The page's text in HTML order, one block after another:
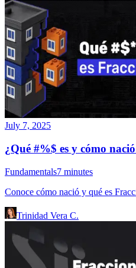
July 7, 2025
¿Qué #%$ es y cómo
Fundamentals7 minutes
Conoce cómo nació y qué es
Trinidad Vera C.